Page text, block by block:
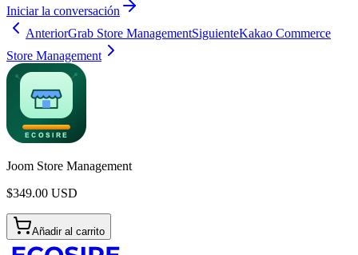
Iniciar la conversación
AnteriorGrab Store ManagementSiguienteKakao Commerce
Store Management
Joom Store Management
$349.00 USD
Añadir al carrito